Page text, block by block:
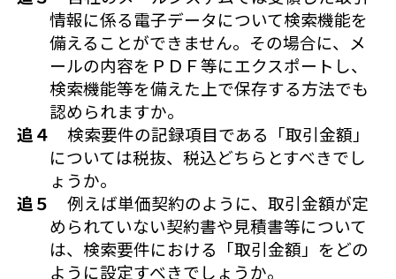
情報に係る電子データについて検索機能を
備えることができません。その場合に、メ
ールの内容をＰＤＦ等にエクスポートし、
検索機能等を備えた上で保存する方法でも
認められますか。
追４ 検索要件の記録項目である「取引金額」
については税抜、税込どちらとすべきでし
ょうか。
追５
例えば単価契約のように、取引金額が定
められていない契約書や見積書等について
は、検索要件における「取引金額」をどの
ように設定すべきでしょうか。